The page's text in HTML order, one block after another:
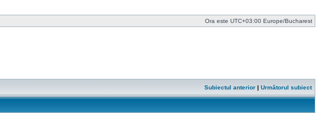
Ora este UTC+03:00 Europe/Bucharest
Subiectul anterior | Următorul subiect